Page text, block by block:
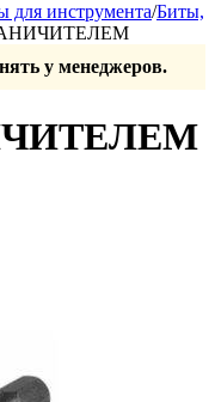
для инструмента/Биты,
у менеджеров.